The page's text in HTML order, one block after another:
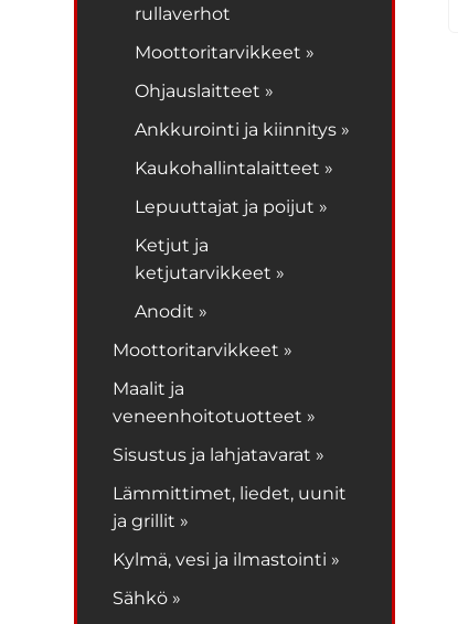
rullaverhot
Moottoritarvikkeet »
Ohjauslaitteet »
Ankkurointi ja kiinnitys »
Kaukohallintalaitteet »
Lepuuttajat ja poijut »
Ketjut ja
ketjutarvikkeet »
Anodit »
Moottoritarvikkeet »
Maalit ja
veneenhoitotuotteet »
Sisustus ja lahjatavarat »
Lämmittimet, liedet, uunit
ja grillit »
Kylmä, vesi ja ilmastointi »
Sähkö »